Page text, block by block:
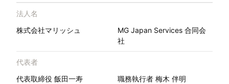
法人名
株式会社マリッシュ
MG Japan Services 合同会
社
代表者
代表取締役 飯田一寿
職務執行者 梅木 伴明